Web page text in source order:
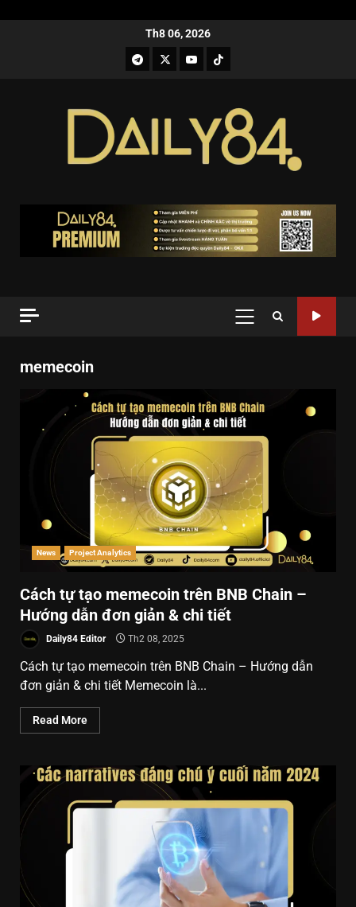
Th8 06, 2026
memecoin
News Project Analytics
Cách tự tạo memecoin trên BNB Chain –
Hướng dẫn đơn giản & chi tiết
Daily84 Editor Th2 08, 2025
Cách tự tạo memecoin trên BNB Chain – Hướng dẫn
đơn giản & chi tiết Memecoin là...
Read More